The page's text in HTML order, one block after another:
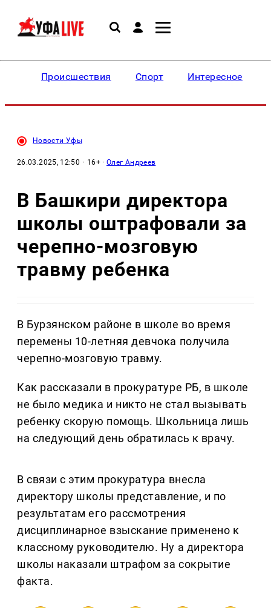
Происшествия Спорт Интересное
Новости Уфы
26.03.2025, 12:50 · 16+ ·Олег Андреев
В Башкири директора
школы оштрафовали за
черепно-мозговую
травму ребенка
В Бурзянском районе в школе во время
перемены 10-летняя девчока получила
черепно-мозговую травму.
Как рассказали в прокуратуре РБ, в школе
не было медика и никто не стал вызывать
ребенку скорую помощь. Школьница лишь
на следующий день обратилась к врачу.
В связи с этим прокуратура внесла
директору школы представление, и по
результатам его рассмотрения
дисциплинарное взыскание применено к
классному руководителю. Ну а директора
школы наказали штрафом за сокрытие
факта.